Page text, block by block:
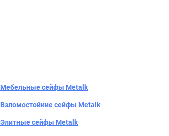
Мебельные сейфы Metalk
Взломостойкие сейфы Metalk
Элитные сейфы Metalk